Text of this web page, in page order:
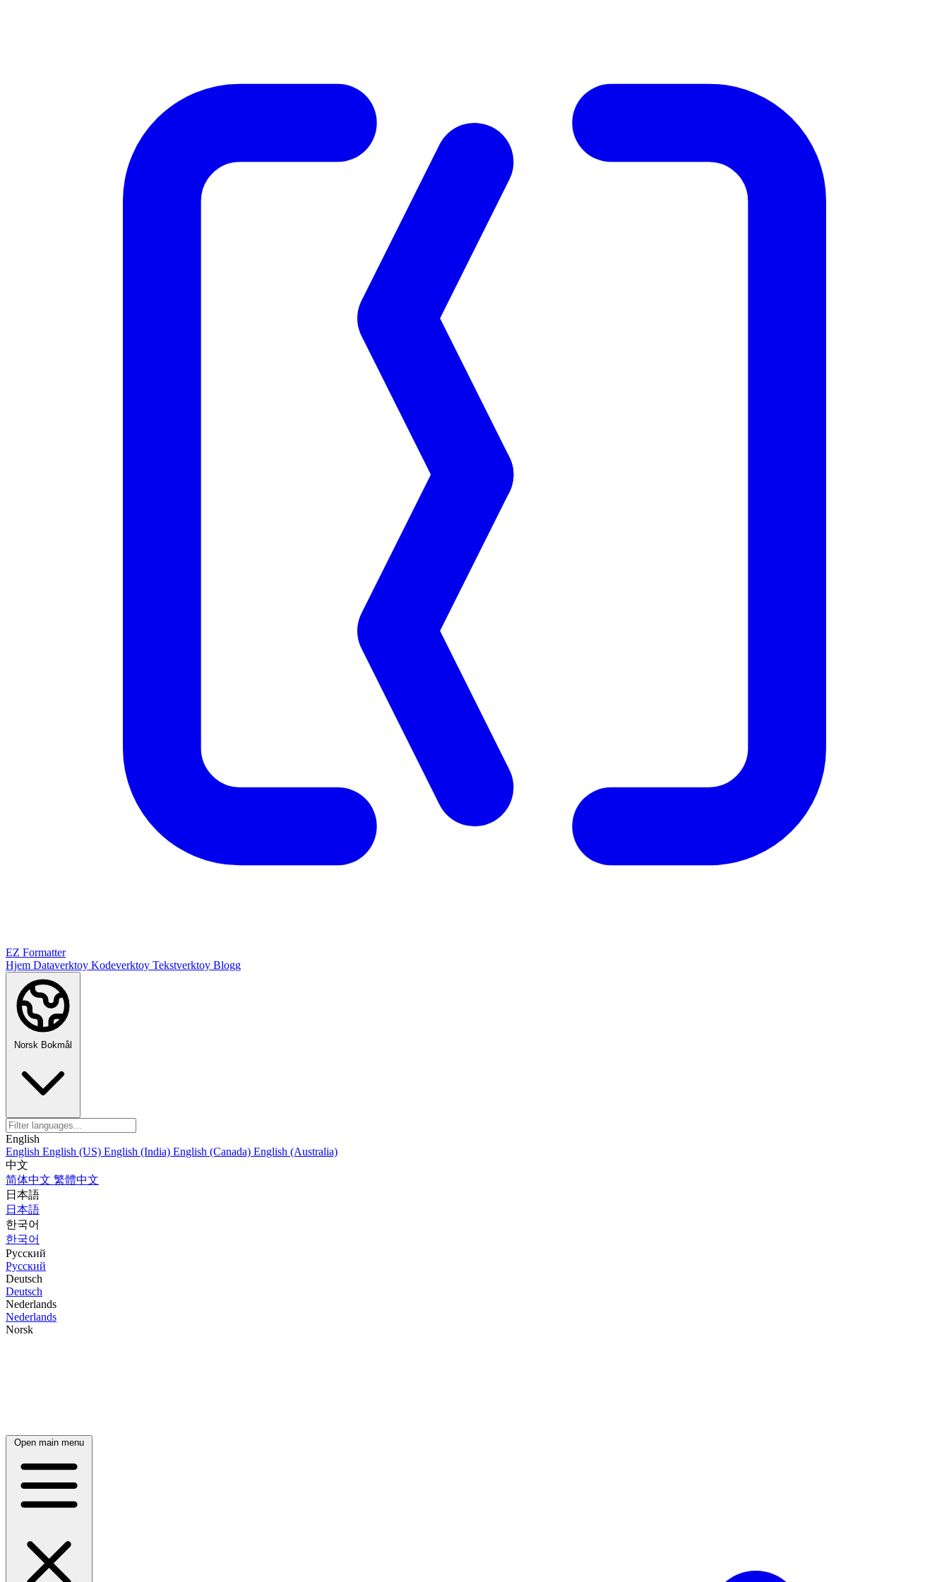
EZ Formatter
Hjem Dataverktoy Kodeverktoy Tekstverktoy Blogg
Norsk Bokmål
English
English English (US) English (India) English (Canada) English (Australia)
中文
简体中文 繁體中文
日本語
日本語
한국어
한국어
Русский
Русский
Deutsch
Deutsch
Nederlands
Nederlands
Norsk
Open main menu